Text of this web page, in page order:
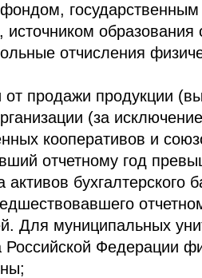
образования
отчисления
продажи продукции
(за
кооперативов и
отчетному год
бухгалтерского
Для муниципальных
Российской Федерации